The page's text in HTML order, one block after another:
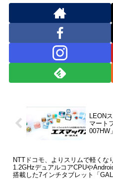
LEON
マート
007HW
NTTドコモ、よりスリムで軽くな
1.2GHzデュアルコアCPUや
搭載した7インチタブレット「